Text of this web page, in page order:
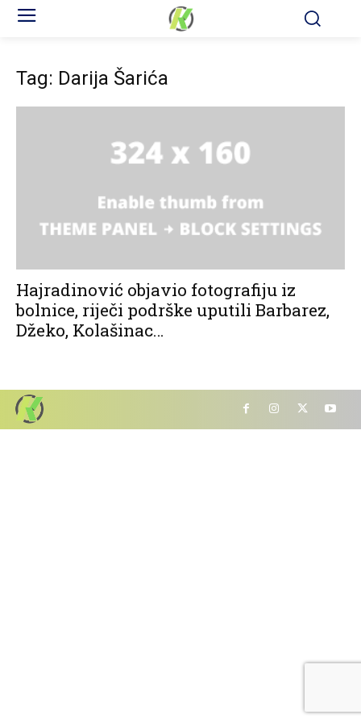
Tag: Darija Šarića
Hajradinović objavio fotografiju iz
bolnice, riječi podrške uputili Barbarez,
Džeko, Kolašinac…